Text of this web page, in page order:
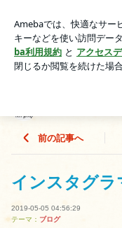
アプリをダウンロード
ょう。
前の記事へ
インスタグ
2019-05-05 04:56:29
テーマ： ブログ